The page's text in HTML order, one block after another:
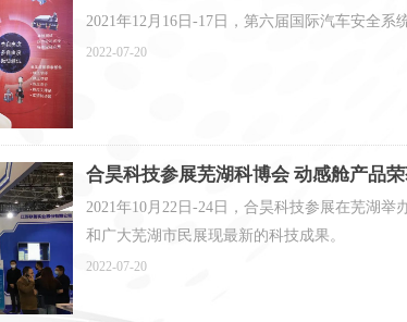
2021年12月16日-17日，第六届国际汽车安全
2022-07-20
合昊科技参展芜湖科博会 动感舱产品
2021年10月22日-24日，合昊科技参展在芜湖
和广大芜湖市民展现最新的科技成果。
2022-07-20